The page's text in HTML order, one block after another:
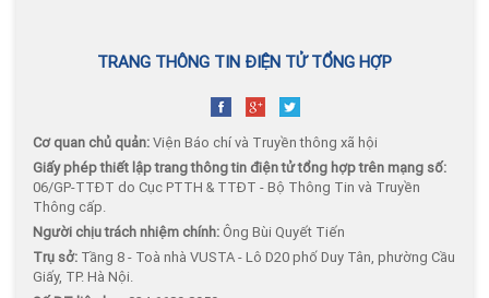
TRANG THÔNG TIN ĐIỆN TỬ TỔNG HỢP
Cơ quan chủ quản:Viện Báo chí và Truyền thông xã hội
Giấy phép thiết lập trang thông tin điện tử tổng hợp trên mạng số:
06/GP-TTĐT do Cục PTTH & TTĐT - Bộ Thông Tin và Truyền
Thông cấp.
Người chịu trách nhiệm chính:Ông Bùi Quyết Tiến
Trụ sở: Tầng 8 - Toà nhà VUSTA - Lô D20 phố Duy Tân, phường Cầu
Giấy, TP. Hà Nội.